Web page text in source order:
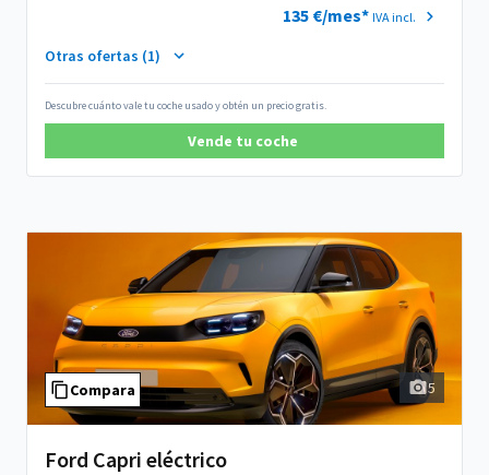
135 €/mes* IVA incl.
Otras ofertas (1)
Descubre cuánto vale tu coche usado y obtén un precio gratis.
Vende tu coche
Compara 5
Ford Capri eléctrico